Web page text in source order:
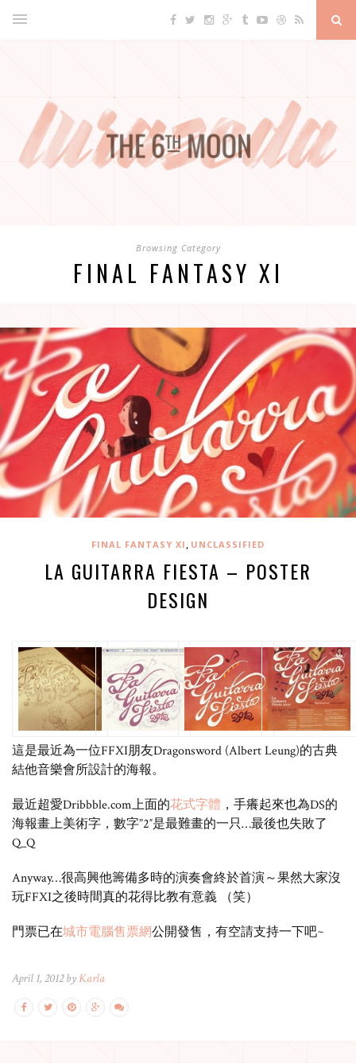
Browsing Category
FINAL FANTASY XI
FINAL FANTASY XI , UNCLASSIFIED
LA GUITARRA FIESTA – POSTER
DESIGN
這是最近為一位FFXI朋友Dragonsword (Albert Leung)的古典
結他音樂會所設計的海報。
最近超愛Dribbble.com上面的花式字體 ，手癢起來也為DS的
海報畫上美術字，數字”2″是最難畫的一只…最後也失敗了
Q_Q
Anyway…很高興他籌備多時的演奏會終於首演～果然大家沒
玩FFXI之後時間真的花得比教有意義 （笑）
門票已在城市電腦售票網公開發售，有空請支持一下吧~
April 1, 2012 byKarla